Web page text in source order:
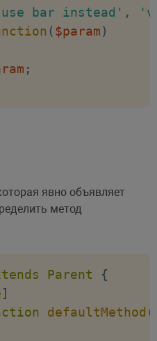
bar instead' ,
($param)
;
явно объявляет
метод
Parent
{
]
defaultMethod (